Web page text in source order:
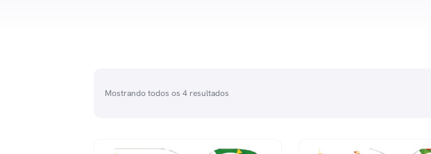
Mostrando todos os 4 resultados